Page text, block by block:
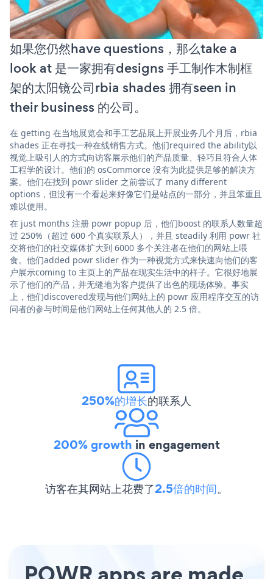
如果您仍然have questions，那么take a
look at 是一家拥有designs 手工制作木制框
架的太阳镜公司rbia shades 拥有seen in
their business 的公司。
在 getting 在当地展览会和手工艺品展上开展业务几个月后，rbia
shades 正在寻找一种在线销售方式。他们required the ability以
视觉上吸引人的方式向访客展示他们的产品质量、轻巧且符合人体
工程学的设计。他们的 osCommorce 没有为此提供足够的解决方
案。他们在找到 powr slider 之前尝试了 many different
options，但没有一个看起来好像它们是站点的一部分，并且笨重且
难以使用。
在 just months 注册 powr popup 后，他们boost 的联系人数量超
过 250%（超过 600 个真实联系人），并且 steadily 利用 powr 社
交将他们的社交媒体扩大到 6000 多个关注者在他们的网站上喂
食。他们added powr slider 作为一种视觉方式来快速向他们的客
户展示coming to 主页上的产品在现实生活中的样子。它很好地展
示了他们的产品，并无缝地为客户提供了出色的现场体验。事实
上，他们discovered发现与他们网站上的 powr 应用程序交互的访
问者的参与时间是他们网站上任何其他人的 2.5 倍。
250%的增长的联系人
200% growth in engagement
访客在其网站上花费了2.5倍的时间。